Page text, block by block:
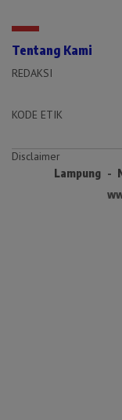
Tentang Kami
REDAKSI
KODE ETIK
Disclaimer
Lampung